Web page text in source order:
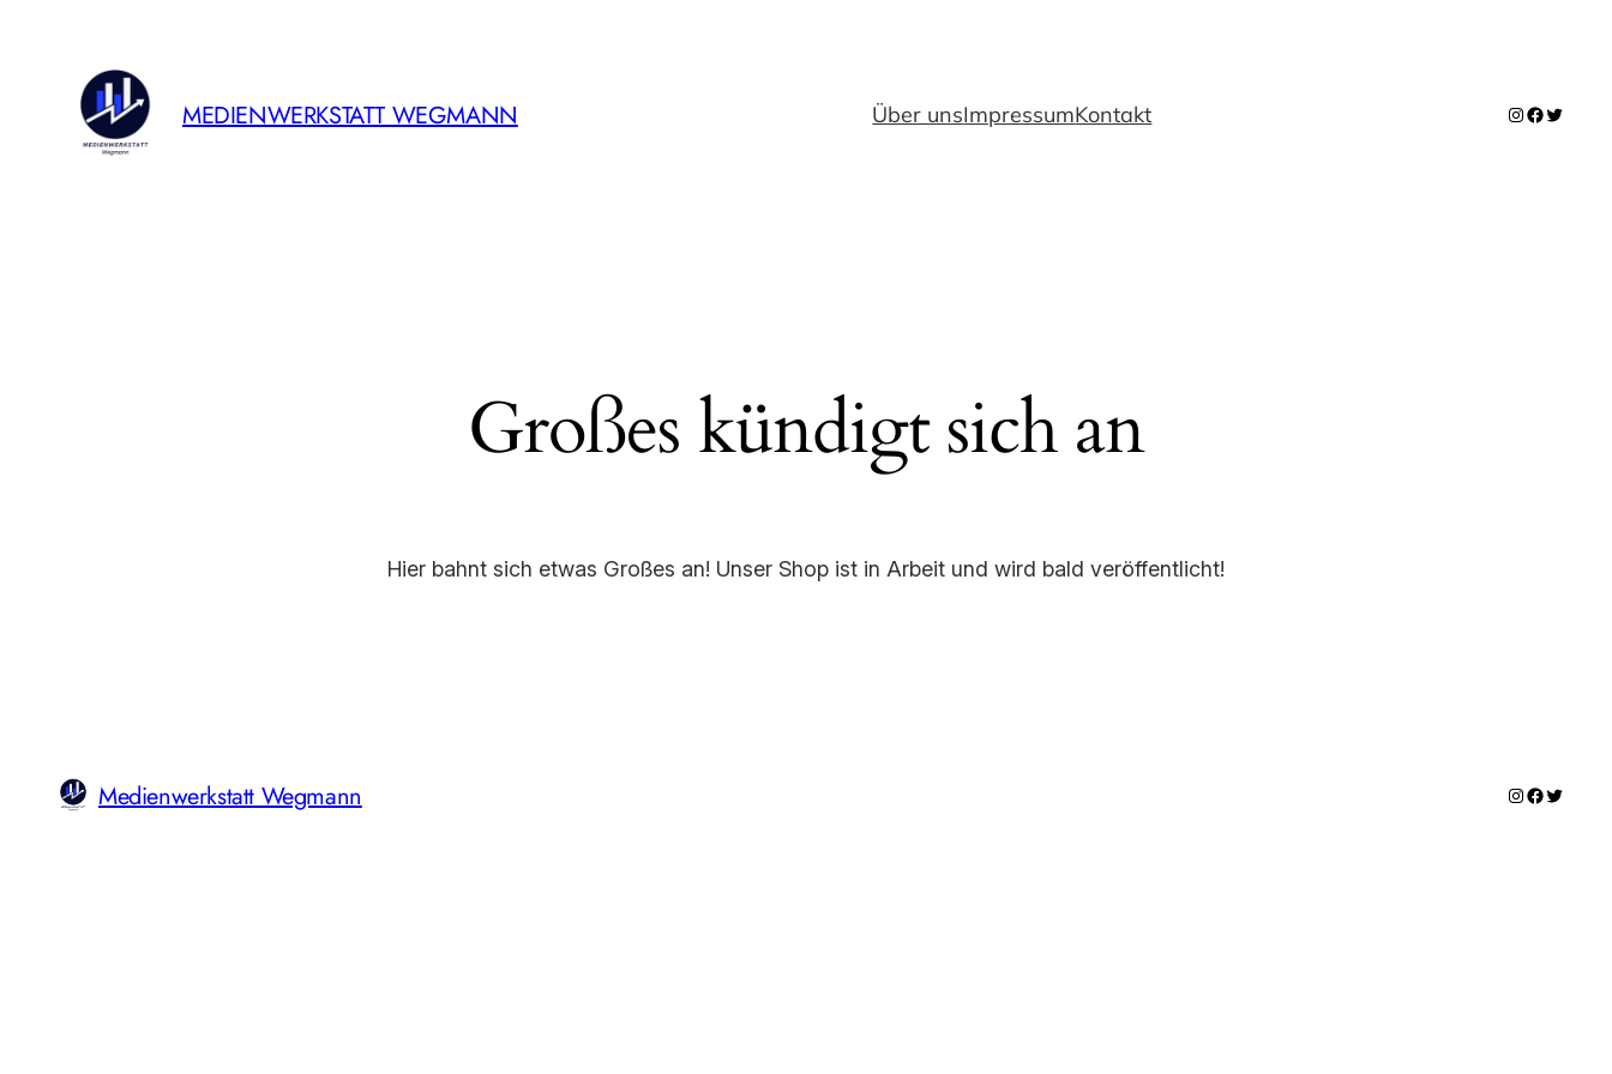
MEDIENWERKSTATT WEGMANN Über unsImpressumKontakt Instagram
Facebook
Twitter
Großes kündigt sich an
Hier bahnt sich etwas Großes an! Unser Shop ist in Arbeit und wird bald veröffentlicht!
Medienwerkstatt Wegmann Instagram
Facebook
Twitter